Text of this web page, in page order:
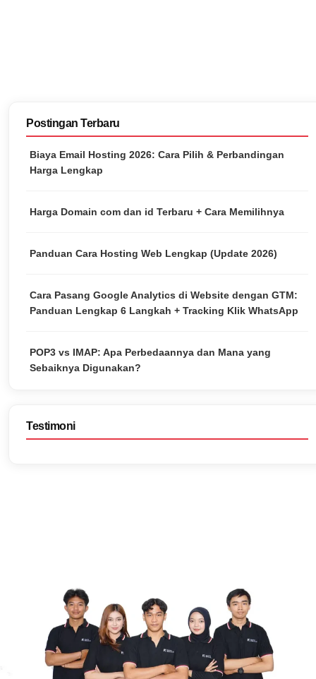
Postingan Terbaru
Biaya Email Hosting 2026: Cara Pilih & Perbandingan
Harga Lengkap
Harga Domain com dan id Terbaru + Cara Memilihnya
Panduan Cara Hosting Web Lengkap (Update 2026)
Cara Pasang Google Analytics di Website dengan GTM:
Panduan Lengkap 6 Langkah + Tracking Klik WhatsApp
POP3 vs IMAP: Apa Perbedaannya dan Mana yang
Sebaiknya Digunakan?
Testimoni